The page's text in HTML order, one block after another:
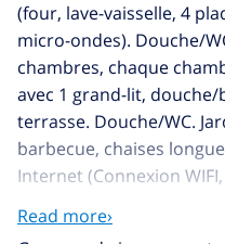
(four, lave-vaisselle, 4
micro-ondes). Douche/
chambres, chaque
avec 1 grand-lit, douche/
terrasse. Douche/WC.
barbecue, chaises
Internet (Connexion
(cloturée). HUTG012565
Maison jumelée
Read more›